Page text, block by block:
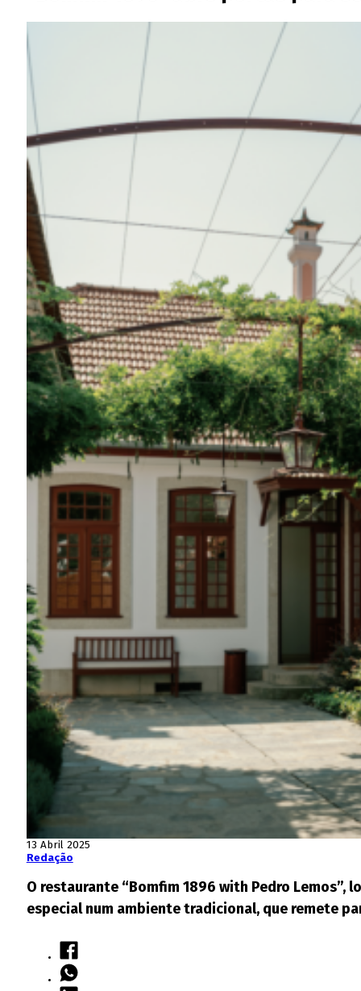
13 Abril 2025
Redação
O restaurante “Bomfim 1896 with Pedro
especial num ambiente tradicional, que remete